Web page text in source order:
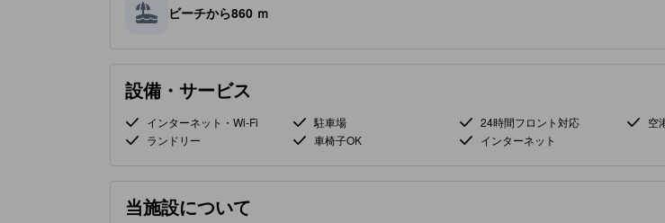
ビーチから860 ｍ
設備・サービス
インターネット・Wi-Fi 駐車場 24時間フロント対応
空
ランドリー
車椅子OK インターネット
当施設について